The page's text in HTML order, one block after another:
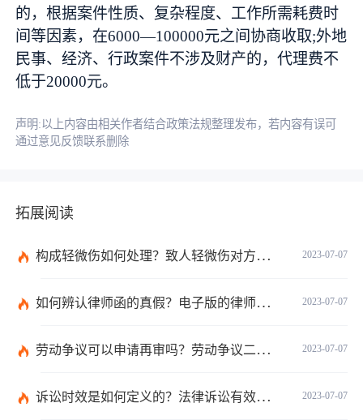
的，根据案件性质、复杂程度、工作所需耗费时
间等因素，在6000—100000元之间协商收取;外地
民事、经济、行政案件不涉及财产的，代理费不
低于20000元。
声明:以上内容由相关作者结合政策法规整理发布，若内容有误可
通过意见反馈联系删除
拓展阅读
2023-07-07
构成轻微伤如何处理？致人轻微伤对方不出院讹人怎么办？
2023-07-07
如何辨认律师函的真假？电子版的律师函是真的吗？
2023-07-07
劳动争议可以申请再审吗？劳动争议二审后还可以上诉吗？
2023-07-07
诉讼时效是如何定义的？法律诉讼有效期是多久？